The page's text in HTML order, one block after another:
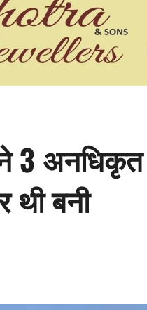
3 अनधिकृत
थी बनी